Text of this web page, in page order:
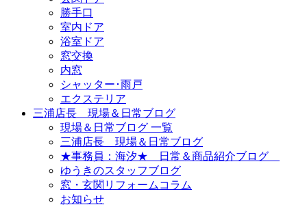
勝手口
室内ドア
浴室ドア
窓交換
内窓
シャッター･雨戸
エクステリア
三浦店長 現場＆日常ブログ
現場＆日常ブログ 一覧
三浦店長 現場＆日常ブログ
★事務員：海汐★ 日常＆商品紹介ブログ
ゆうきのスタッフブログ
窓・玄関リフォームコラム
お知らせ